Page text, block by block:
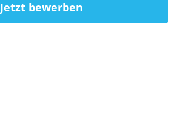
Jetzt bewerben